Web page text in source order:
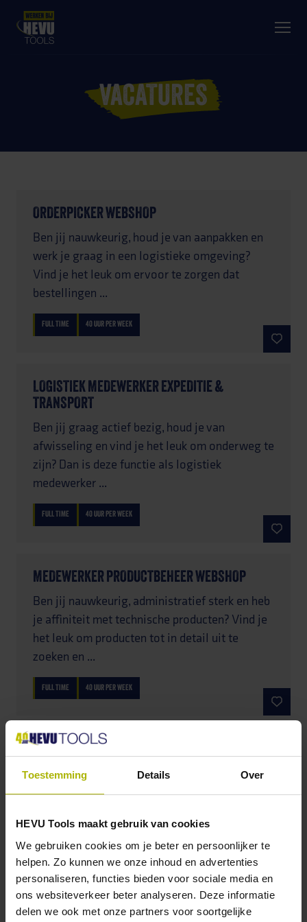
Toestemming Details Over
HEVU Tools maakt gebruik van cookies
We gebruiken cookies om je beter en persoonlijker te
helpen. Zo kunnen we onze inhoud en advertenties
personaliseren, functies bieden voor sociale media en
ons websiteverkeer beter analyseren. Deze informatie
delen we ook met onze partners voor soortgelijke
VACATURES
ORDERPICKER WEBSHOP
Ben jij nauwkeurig, houd je van aanpakken en
werk je graag in een logistieke omgeving?
Vind je het leuk om ervoor te zorgen dat
bestellingen ...
FULL TIME 40 UUR PER WEEK
LOGISTIEK MEDEWERKER EXPEDITIE &
TRANSPORT
Ben jij graag actief bezig, houd je van
afwisseling en vind je het leuk om onderweg te
zijn? Dan is deze functie als logistiek
medewerker ...
FULL TIME 40 UUR PER WEEK
MEDEWERKER PRODUCTBEHEER WEBSHOP
Ben jij nauwkeurig, administratief sterk en heb
je affiniteit met technische producten? Vind je
het leuk om producten tot in detail uit te
zoeken en ...
FULL TIME 40 UUR PER WEEK
VULPLOEG MEDEWERKER
Ben jij student of scholier en wil je graag wat
bijverdienen naast je studie? Zoek je een
met ...
PARTTIME 9 UUR PER WEEK